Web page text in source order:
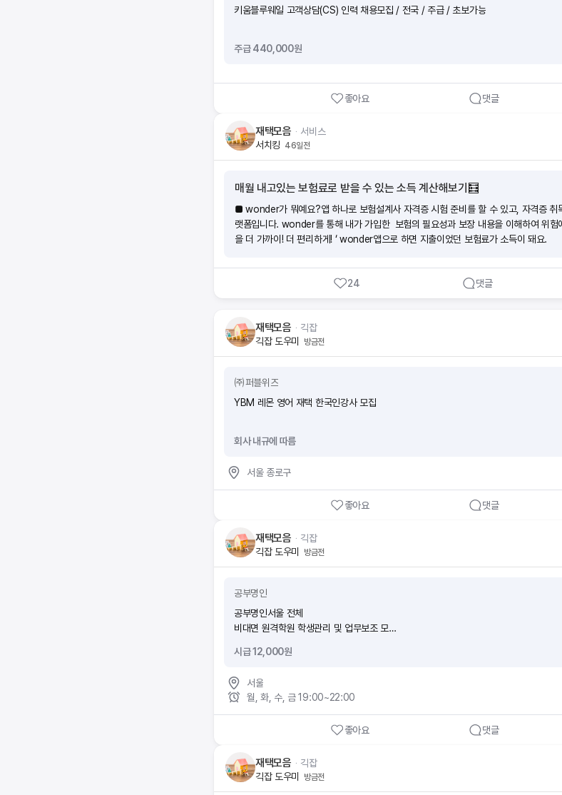
키움블루웨일 고객상담(CS) 인력 채용모집 / 전국 / 주급 / 초보가능
주급 440,000원
좋아요 댓글
재택모음 ᆞ 서비스
서치킹 46일전
매월 내고있는 보험료로 받을 수 있는 소득 계산해보기🧮
■ wonder가 뭐예요?앱 하나로 보험설계사 자격증 시험 준비를 할 수 있고, 자격증 취
랫폼입니다. wonder를 통해 내가 가입한 보험의 필요성과 보장 내용을 이해하여 위험
을 더 가까이! 더 편리하게! ‘ wonder앱으로 하면 지출이었던 보험료가 소득이 돼
요. 시험 응시료, 온라인 교육비는 회사가 부담해요.(3)자격증을 취득하면 출근 없이 앱
함께하는 전문 매니저가 전 과정을 도와드려요.(5)나도 모르게 보험전문지식이 향상
마나 생길까요?내가 가입한 보험의 월 보험료의 13배의 수수료와 축하금 최대 60만
에서 ‘틀린 것’은? 으로 외웠는데, 실제 시험에서는 ‘맞는 것을 고르시오’가 나오게 될
고사 점수를 70점 이상 목표로 반복적으로 풀면서 점차 점수를 높여보세요! ■ 시험신
가입 후 ‘도전’탭에서 원하는 시험 일정에 맞춰 시험신청을 해보세요. 2. 시험일 2~3주
전에는 실제 시험처럼 PDF파일을 출력하여 모의고사를 풀어보는 것도 좋아요! 시험안
주세요. 2과목 모두 60점 이상 시 합격입니다!
24 댓글
재택모음 ᆞ 긱잡
긱잡 도우미
방금전
㈜퍼블위즈
YBM 레몬 영어 재택 한국인강사 모집
회사 내규에 따름
서울 종로구
좋아요 댓글
재택모음 ᆞ 긱잡
긱잡 도우미
방금전
공부명인
공부명인서울 전체
비대면 원격학원 학생관리 및 업무보조 모집
시급 12,000원
서울
월, 화, 수, 금 19:00~22:00
좋아요 댓글
재택모음 ᆞ 긱잡
긱잡 도우미
방금전